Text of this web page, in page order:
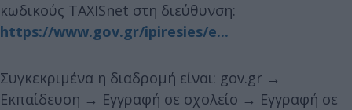
κωδικούς TAXISnet στη διεύθυνση:
https://www.gov.gr/ipiresies/e...
Συγκεκριμένα η διαδρομή είναι: gov.gr →
Εκπαίδευση → Εγγραφή σε σχολείο → Εγγραφή σε